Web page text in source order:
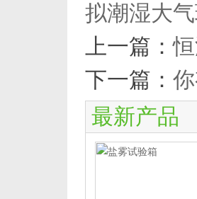
拟潮湿大
上一篇：
下一篇：
最新产品